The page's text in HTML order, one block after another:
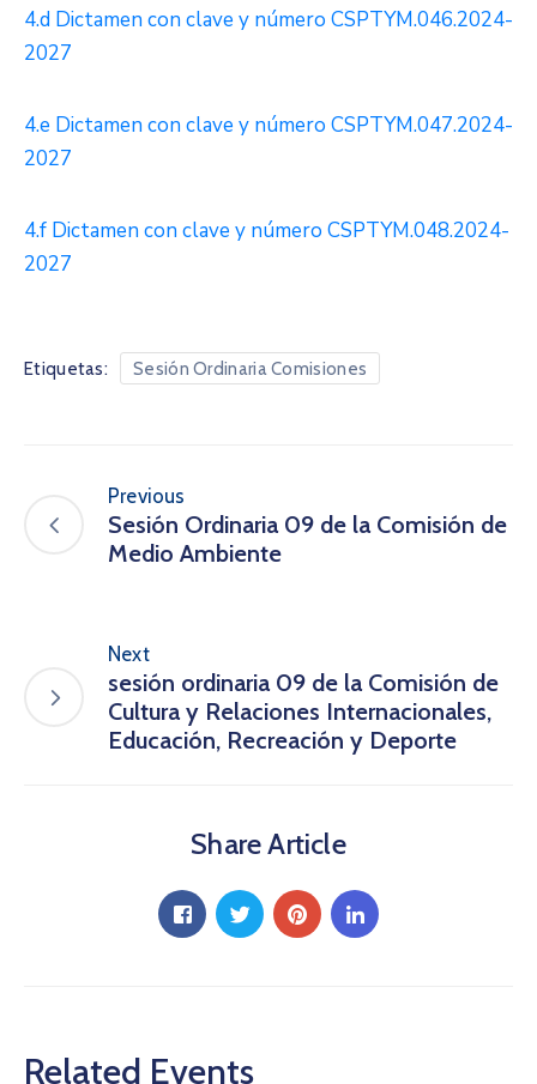
4.d Dictamen con clave y número CSPTYM.046.2024-
2027
4.e Dictamen con clave y número CSPTYM.047.2024-
2027
4.f Dictamen con clave y número CSPTYM.048.2024-
2027
Etiquetas: Sesión Ordinaria Comisiones
Previous
Sesión Ordinaria 09 de la Comisión de
Medio Ambiente
Next
sesión ordinaria 09 de la Comisión de
Cultura y Relaciones Internacionales,
Educación, Recreación y Deporte
Share Article
Related Events